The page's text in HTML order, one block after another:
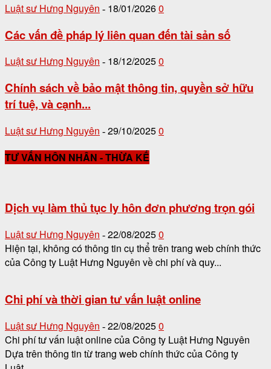
Luật sư Hưng Nguyên - 18/01/20260
Các vấn đề pháp lý liên quan đến tài sản số
Luật sư Hưng Nguyên - 18/12/20250
Chính sách về bảo mật thông tin, quyền sở hữu
trí tuệ, và cạnh...
Luật sư Hưng Nguyên - 29/10/20250
TƯ VẤN HÔN NHÂN - THỪA KẾ
Dịch vụ làm thủ tục ly hôn đơn phương trọn gói
Luật sư Hưng Nguyên - 22/08/20250
Hiện tại, không có thông tin cụ thể trên trang web chính thức
của Công ty Luật Hưng Nguyên về chi phí và quy...
Chi phí và thời gian tư vấn luật online
Luật sư Hưng Nguyên - 22/08/20250
Chi phí tư vấn luật online của Công ty Luật Hưng Nguyên
Dựa trên thông tin từ trang web chính thức của Công ty